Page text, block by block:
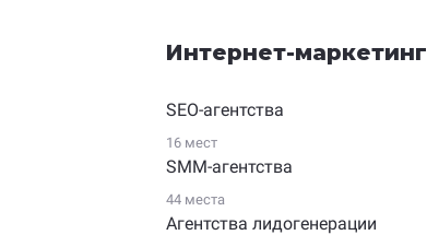
Интернет-маркетинг
SEO-агентства
16 мест
SMM-агентства
44 места
Агентства лидогенерации